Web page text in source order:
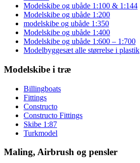
Modelskibe og ubåde 1:100 & 1:144
Modelskibe og ubåde 1:200
modelskibe og ubåde 1:350
Modelskibe og ubåde 1:400
Modelskibe og ubåde 1:600 – 1:700
Modelbyggesæt alle størrelse i plastik
Modelskibe i træ
Billingboats
Fittings
Constructo
Constructo Fittings
Skibe 1:87
Turkmodel
Maling, Airbrush og pensler